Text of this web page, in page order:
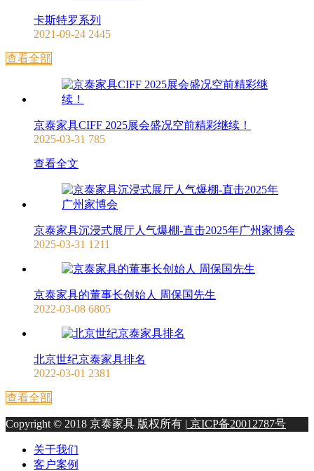
卡斯特罗系列
2021-09-24 2445
查看全部
京泰家具CIFF 2025展会盛况空前精彩继续！
2025-03-31 785
查看全文
京泰家具沉浸式展厅人气爆棚-直击2025年广州家博会
2025-03-31 1211
京泰家具的董事长创始人 周保国先生
2022-03-08 6805
北京世纪京泰家具排名
2022-03-01 2381
查看全部
Copyright © 2018 京泰家具 版权所有 | 京ICP备20012787号
关于我们
客户案例